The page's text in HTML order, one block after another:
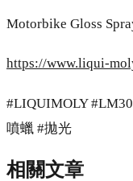
Motorbike Gloss
https://www.liqui-
#LIQUIMOLY
噴蠟 #拋光
相關文章